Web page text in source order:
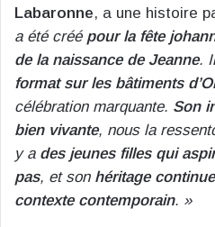
Labaronne, a une histoire
a été créé pour la fête
de la naissance de Jeanne.
format sur les bâtiments
célébration marquante. Son
bien vivante, nous la
y a des jeunes filles qui
pas, et son héritage
contexte contemporain. »